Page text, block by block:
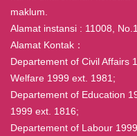
maklum.
Alamat instansi : 11008,
Alamat Kontak：
Departement of Civil Affairs
Welfare 1999 ext. 1981;
Departement of Education
1999 ext. 1816;
Departement of Labour